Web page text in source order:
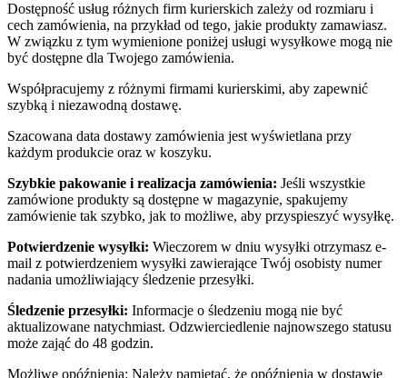
Dostępność usług różnych firm kurierskich zależy od rozmiaru i
cech zamówienia, na przykład od tego, jakie produkty zamawiasz.
W związku z tym wymienione poniżej usługi wysyłkowe mogą nie
być dostępne dla Twojego zamówienia.
Współpracujemy z różnymi firmami kurierskimi, aby zapewnić
szybką i niezawodną dostawę.
Szacowana data dostawy zamówienia jest wyświetlana przy
każdym produkcie oraz w koszyku.
Szybkie pakowanie i realizacja zamówienia: Jeśli wszystkie
zamówione produkty są dostępne w magazynie, spakujemy
zamówienie tak szybko, jak to możliwe, aby przyspieszyć wysyłkę.
Potwierdzenie wysyłki: Wieczorem w dniu wysyłki otrzymasz e-
mail z potwierdzeniem wysyłki zawierające Twój osobisty numer
nadania umożliwiający śledzenie przesyłki.
Śledzenie przesyłki: Informacje o śledzeniu mogą nie być
aktualizowane natychmiast. Odzwierciedlenie najnowszego statusu
może zająć do 48 godzin.
Możliwe opóźnienia: Należy pamiętać, że opóźnienia w dostawie